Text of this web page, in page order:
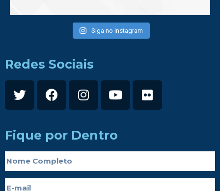
Siga no Instagram
Redes Sociais
Fique por Dentro